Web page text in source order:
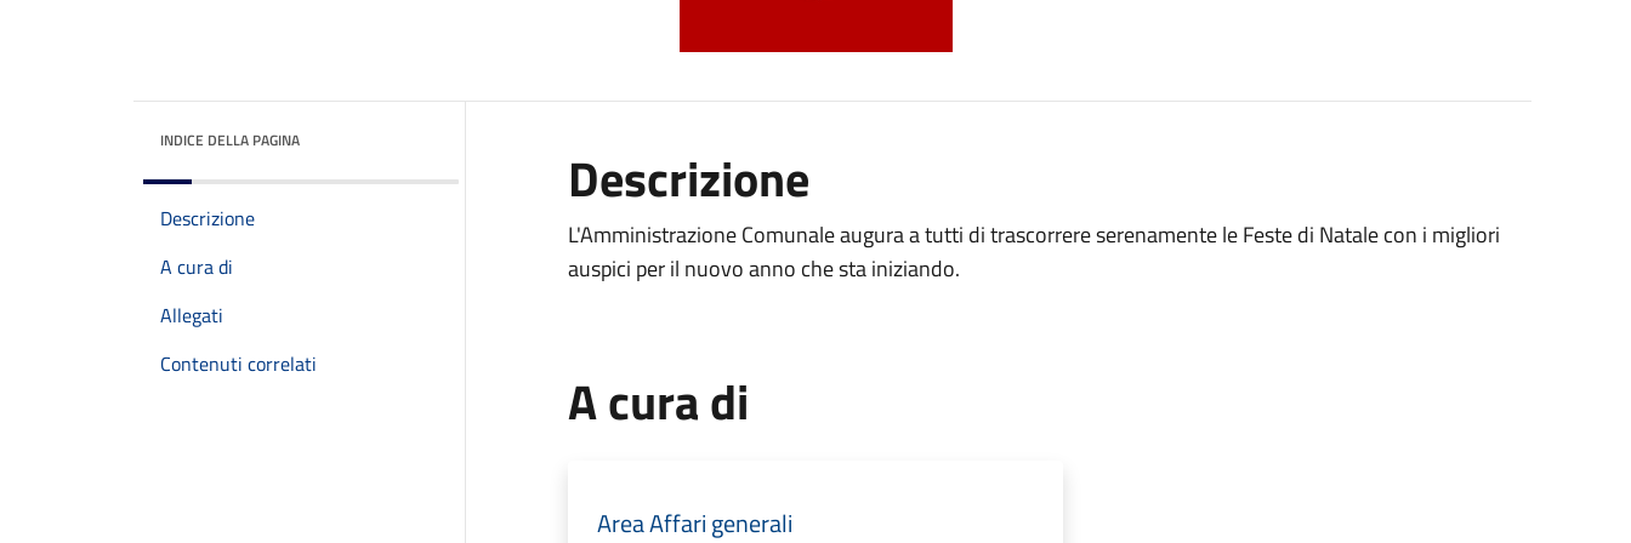
INDICE DELLA PAGINA
Descrizione
A cura di
Allegati
Contenuti correlati
Descrizione
L'Amministrazione Comunale augura a tutti di trascorrere serenamente le Feste di Natale con i migliori
auspici per il nuovo anno che sta iniziando.
A cura di
Area Affari generali